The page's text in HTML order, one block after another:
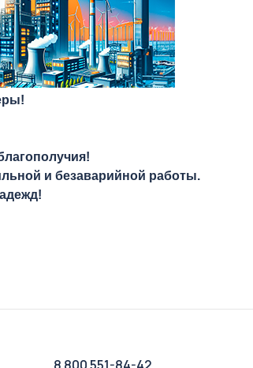
и безаварийной работы.